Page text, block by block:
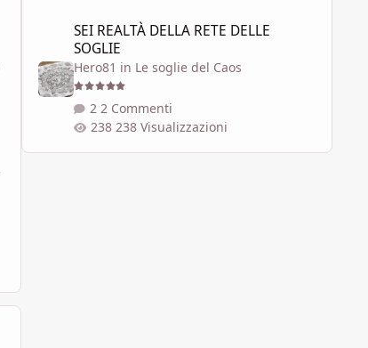
SEI REALTÀ DELLA RETE DELLE
SOGLIE
Hero81 in Le soglie del Caos
2 Commenti
238 Visualizzazioni